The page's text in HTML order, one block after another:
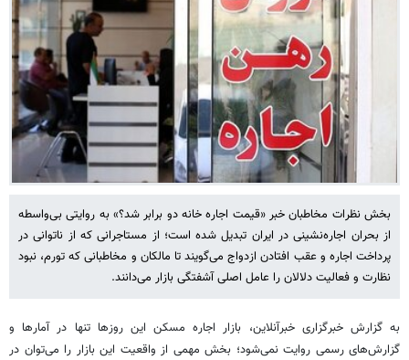
بخش نظرات مخاطبان خبر «قیمت اجاره خانه دو برابر شد؟» به روایتی بی‌واسطه
از بحران اجاره‌نشینی در ایران تبدیل شده است؛ از مستاجرانی که از ناتوانی در
پرداخت اجاره و عقب افتادن ازدواج می‌گویند تا مالکان و مخاطبانی که تورم، نبود
نظارت و فعالیت دلالان را عامل اصلی آشفتگی بازار می‌دانند.
به گزارش خبرگزاری خبرآنلاین، بازار اجاره مسکن این روزها تنها در آمارها و
گزارش‌های رسمی روایت نمی‌شود؛ بخش مهمی از واقعیت این بازار را می‌توان در